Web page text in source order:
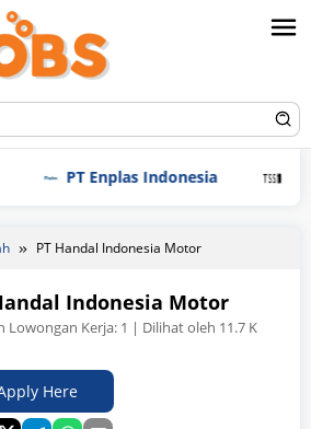
PT Enplas Indonesia PT Tri
PT Handal Indonesia Motor
Indonesia Motor
Lowongan Kerja: 1 | Dilihat oleh 11.7 K
Here